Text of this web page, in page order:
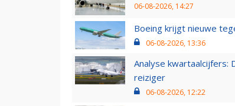
06-08-2026, 14:27
Boeing krijgt nieuwe
06-08-2026, 13:36
Analyse
reiziger
06-08-2026, 12:22